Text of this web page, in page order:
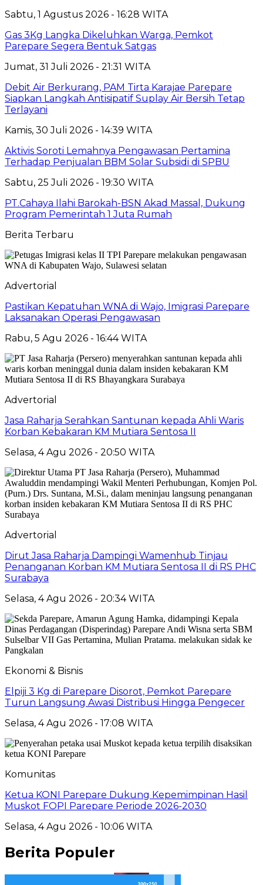
Sabtu, 1 Agustus 2026 - 16:28 WITA
Gas 3Kg Langka Dikeluhkan Warga, Pemkot
Parepare Segera Bentuk Satgas
Jumat, 31 Juli 2026 - 21:31 WITA
Debit Air Berkurang, PAM Tirta Karajae Parepare
Siapkan Langkah Antisipatif Suplay Air Bersih Tetap
Terlayani
Kamis, 30 Juli 2026 - 14:39 WITA
Aktivis Soroti Lemahnya Pengawasan Pertamina
Terhadap Penjualan BBM Solar Subsidi di SPBU
Sabtu, 25 Juli 2026 - 19:30 WITA
PT.Cahaya Ilahi Barokah-BSN Akad Massal, Dukung
Program Pemerintah 1 Juta Rumah
Berita Terbaru
Advertorial
Pastikan Kepatuhan WNA di Wajo, Imigrasi Parepare
Laksanakan Operasi Pengawasan
Rabu, 5 Agu 2026 - 16:44 WITA
Advertorial
Jasa Raharja Serahkan Santunan kepada Ahli Waris
Korban Kebakaran KM Mutiara Sentosa II
Selasa, 4 Agu 2026 - 20:50 WITA
Advertorial
Dirut Jasa Raharja Dampingi Wamenhub Tinjau
Penanganan Korban KM Mutiara Sentosa II di RS PHC
Surabaya
Selasa, 4 Agu 2026 - 20:34 WITA
Ekonomi & Bisnis
Elpiji 3 Kg di Parepare Disorot, Pemkot Parepare
Turun Langsung Awasi Distribusi Hingga Pengecer
Selasa, 4 Agu 2026 - 17:08 WITA
Komunitas
Ketua KONI Parepare Dukung Kepemimpinan Hasil
Muskot FOPI Parepare Periode 2026-2030
Selasa, 4 Agu 2026 - 10:06 WITA
Berita Populer